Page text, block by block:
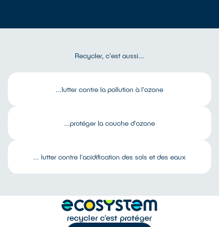
Recycler, c'est aussi...
...lutter contre la pollution à l'ozone
...protéger la couche d'ozone
... lutter contre l'acidification des sols et des eaux